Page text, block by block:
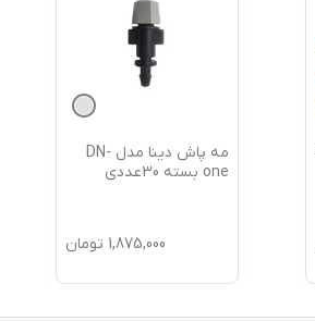
مه پاش دینا مدل DN-
one بسته 30عددی
1,875,000 تومان